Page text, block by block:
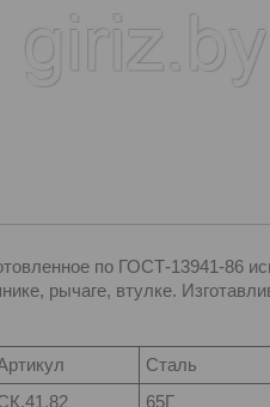
по ГОСТ-13941-86
рычаге, втулке.
Сталь
65Г